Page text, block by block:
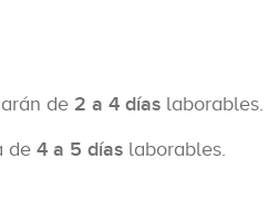
de 2 a 4 días laborables.
de 4 a 5 días laborables.